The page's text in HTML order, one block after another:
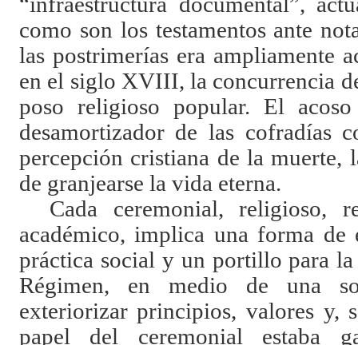
como son los testamentos ante
las postrimerías era ampliamente
en el siglo XVIII, la concurrencia
poso religioso popular. El
desamortizador de las cofradías
percepción cristiana de la muerte,
de granjearse la vida eterna.
Cada ceremonial, religioso,
académico, implica una forma de
práctica social y un portillo para
Régimen, en medio de una
exteriorizar principios, valores y,
papel del ceremonial estaba